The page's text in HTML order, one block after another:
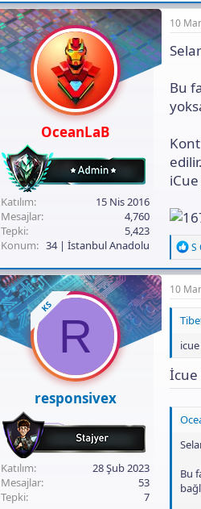
OceanLaB
Katılım
15 Nis 2016
Mesajlar
4,760
Tepki
5,423
Konum
34 | İstanbul Anadolu
10
Bu
iCue
R
e
a
c
t
o
s
S
KS
R
responsivex
Katılım
28 Şub 2023
Mesajlar
53
Tepki
7
10
İcue
Bu